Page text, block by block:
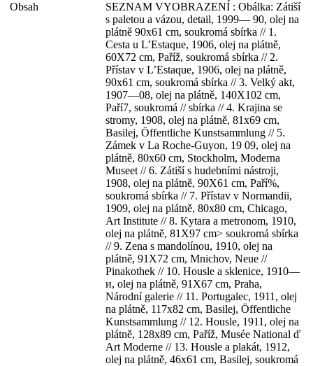
Obsah
SEZNAM VYOBRAZENÍ : Obálka: Zátiší
s paletou a vázou, detail, 1999— 90, olej na
plátně 90x61 cm, soukromá sbírka // 1.
Cesta u L’Estaque, 1906, olej na plátně,
60X72 cm, Paříž, soukromá sbírka // 2.
Přístav v L’Estaque, 1906, olej na plátně,
90x61 cm, soukromá sbírka // 3. Velký akt,
1907—08, olej na plátně, 140X102 cm,
Paří7, soukromá // sbírka // 4. Krajina se
stromy, 1908, olej na plátně, 81x69 cm,
Basilej, Öffentliche Kunstsammlung // 5.
Zámek v La Roche-Guyon, 19 09, olej na
plátně, 80x60 cm, Stockholm, Moderna
Museet // 6. Zátiší s hudebními nástroji,
1908, olej na plátně, 90X61 cm, Paří%,
soukromá sbírka // 7. Přístav v Normandii,
1909, olej na plátně, 80x80 cm, Chicago,
Art Institute // 8. Kytara a metronom, 1910,
olej na plátně, 81X97 cm> soukromá sbírka
// 9. Zena s mandolínou, 1910, olej na
plátně, 91X72 cm, Mnichov, Neue //
Pinakothek // 10. Housle a sklenice, 1910—
и, olej na plátně, 91X67 cm, Praha,
Národní galerie // 11. Portugalec, 1911, olej
na plátně, 117x82 cm, Basilej, Öffentliche
Kunstsammlung // 12. Housle, 1911, olej na
plátně, 128x89 cm, Paříž, Musée National ď
Art Moderne // 13. Housle a plakát, 1912,
olej na plátně, 46x61 cm, Basilej, soukromá